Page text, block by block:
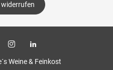
Weine & Feinkost